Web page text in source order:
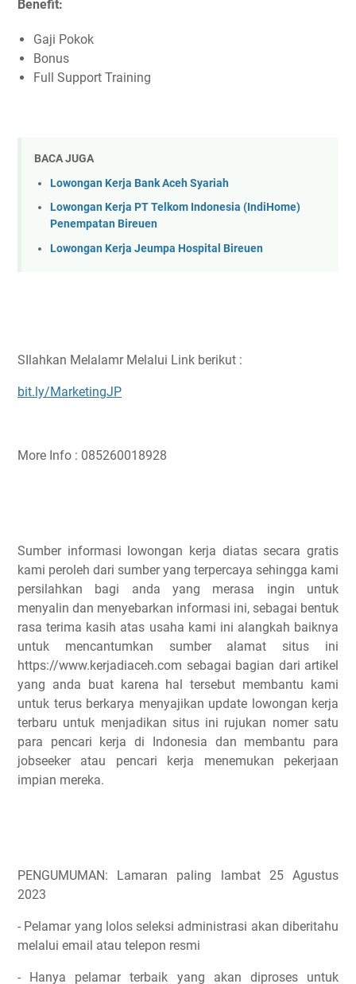
Benefit:
Gaji Pokok
Bonus
Full Support Training
BACA JUGA
Lowongan Kerja Bank Aceh Syariah
Lowongan Kerja PT Telkom Indonesia (IndiHome)
Penempatan Bireuen
Lowongan Kerja Jeumpa Hospital Bireuen
SIlahkan Melalamr Melalui Link berikut :
bit.ly/MarketingJP
More Info : 085260018928
Sumber informasi lowongan kerja diatas secara gratis
kami peroleh dari sumber yang terpercaya sehingga kami
persilahkan bagi anda yang merasa ingin untuk
menyalin dan menyebarkan informasi ini, sebagai bentuk
rasa terima kasih atas usaha kami ini alangkah baiknya
untuk mencantumkan sumber alamat situs ini
https://www.kerjadiaceh.com sebagai bagian dari artikel
yang anda buat karena hal tersebut membantu kami
untuk terus berkarya menyajikan update lowongan kerja
terbaru untuk menjadikan situs ini rujukan nomer satu
para pencari kerja di Indonesia dan membantu para
jobseeker atau pencari kerja menemukan pekerjaan
impian mereka.
PENGUMUMAN: Lamaran paling lambat 25 Agustus
2023
- Pelamar yang lolos seleksi administrasi akan diberitahu
melalui email atau telepon resmi
- Hanya pelamar terbaik yang akan diproses untuk